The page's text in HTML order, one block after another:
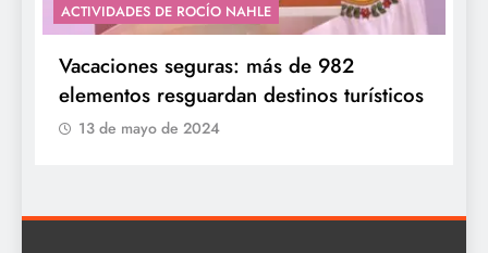
ACTIVIDADES DE ROCÍO NAHLE
Vacaciones seguras: más de 982
elementos resguardan destinos turísticos
13 de mayo de 2024